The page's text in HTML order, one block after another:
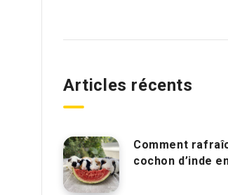
Articles récents
Comment
cochon d’inde